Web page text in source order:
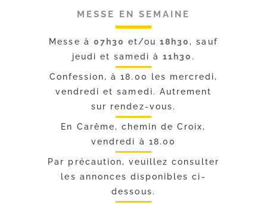
MESSE EN SEMAINE
Messe à 07h30 et/ou18h30 , sauf
jeudi et samedi à11h30 .
Confession, à 18.00 les mercredi,
vendredi et samedi. Autrement
sur rendez-vous.
En Carême, chemin de Croix,
vendredi à 18.00
Par précaution, veuillez consulter
les annonces disponibles ci-
dessous.